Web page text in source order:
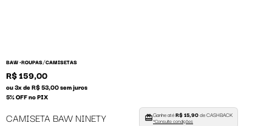
BAW •ROUPAS/CAMISETAS
R$ 159,00
ou 3x de R$ 53,00 sem juros
5% OFF no PIX
CAMISETA BAW NINETY Ganhe atéR$ 15,90de CASHBACK
*Consulte condições